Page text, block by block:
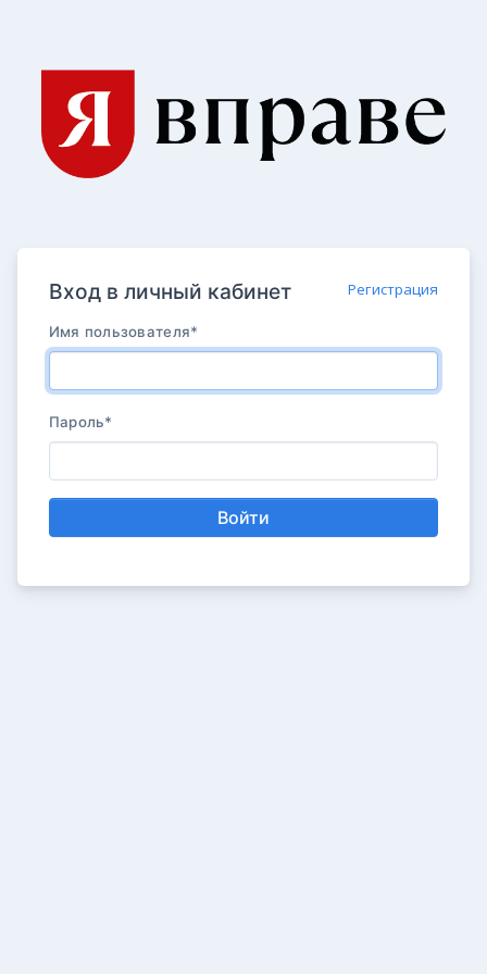
Вход в личный кабинет Регистрация
Имя пользователя*
Пароль*
Войти